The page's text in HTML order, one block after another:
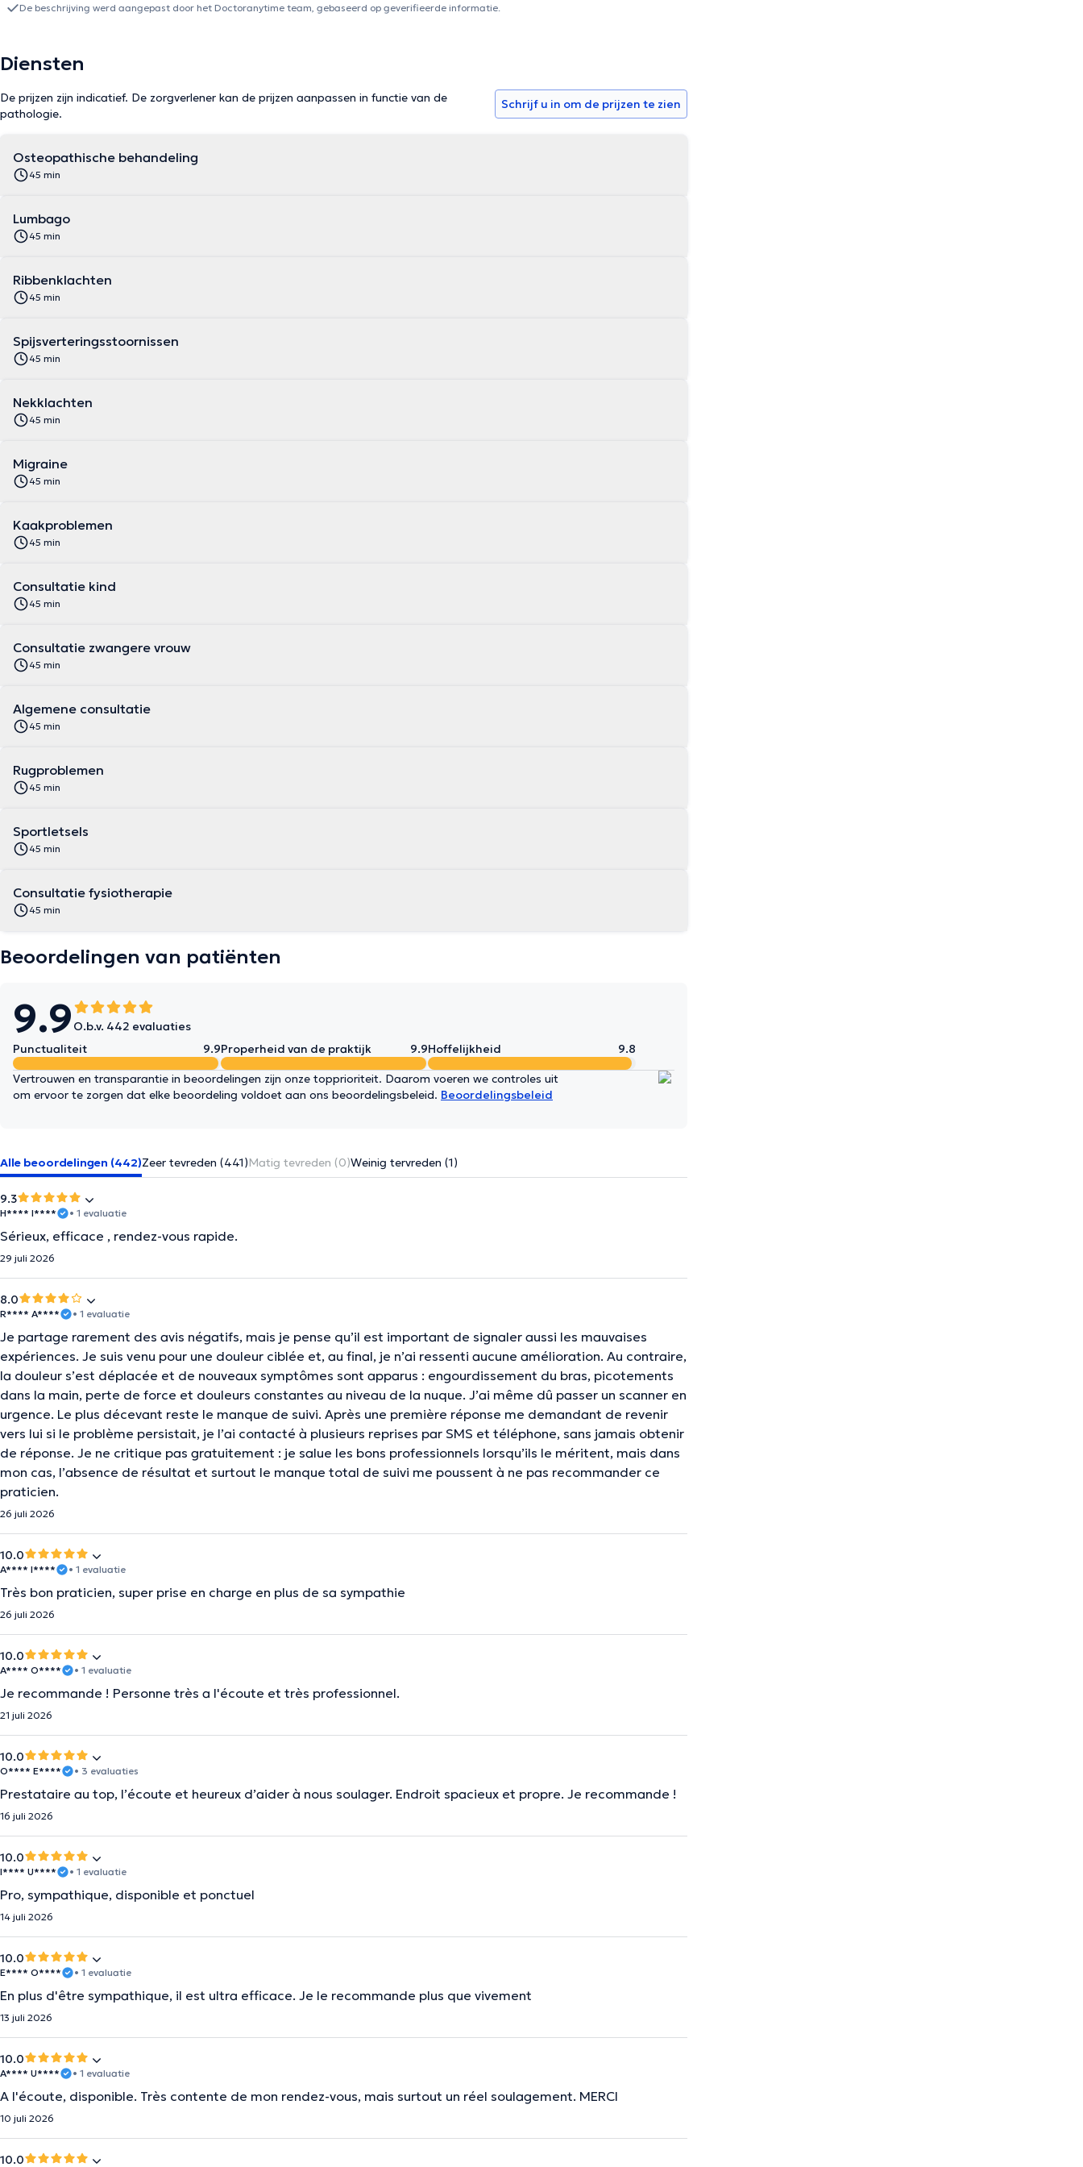
De beschrijving werd aangepast door het Doctoranytime team, gebaseerd op geverifieerde informatie.
Diensten
De prijzen zijn indicatief. De zorgverlener kan de prijzen aanpassen in functie van de
pathologie.
Schrijf u in om de prijzen te zien
Osteopathische behandeling
45 min
Lumbago
45 min
Ribbenklachten
45 min
Spijsverteringsstoornissen
45 min
Nekklachten
45 min
Migraine
45 min
Kaakproblemen
45 min
Consultatie kind
45 min
Consultatie zwangere vrouw
45 min
Algemene consultatie
45 min
Rugproblemen
45 min
Sportletsels
45 min
Consultatie fysiotherapie
45 min
Beoordelingen van patiënten
9.9 O.b.v. 442 evaluaties
Punctualiteit
9.9Properheid van de praktijk 9.9Hoffelijkheid 9.8
Vertrouwen en transparantie in beoordelingen zijn onze topprioriteit. Daarom voeren we controles uit
om ervoor te zorgen dat elke beoordeling voldoet aan ons beoordelingsbeleid. Beoordelingsbeleid
Alle beoordelingen (442)Zeer tevreden (441)Matig tevreden (0)Weinig tervreden (1)
9.3
H**** I**** • 1 evaluatie
Sérieux, efficace , rendez-vous rapide.
29 juli 2026
8.0
R**** A**** • 1 evaluatie
Je partage rarement des avis négatifs, mais je pense qu’il est important de signaler aussi les mauvaises
expériences. Je suis venu pour une douleur ciblée et, au final, je n’ai ressenti aucune amélioration. Au contraire,
la douleur s’est déplacée et de nouveaux symptômes sont apparus : engourdissement du bras, picotements
dans la main, perte de force et douleurs constantes au niveau de la nuque. J’ai même dû passer un scanner en
urgence. Le plus décevant reste le manque de suivi. Après une première réponse me demandant de revenir
vers lui si le problème persistait, je l’ai contacté à plusieurs reprises par SMS et téléphone, sans jamais obtenir
de réponse. Je ne critique pas gratuitement : je salue les bons professionnels lorsqu’ils le méritent, mais dans
mon cas, l’absence de résultat et surtout le manque total de suivi me poussent à ne pas recommander ce
praticien.
26 juli 2026
10.0
A**** I**** • 1 evaluatie
Très bon praticien, super prise en charge en plus de sa sympathie
26 juli 2026
10.0
A**** O**** • 1 evaluatie
Je recommande ! Personne très a l'écoute et très professionnel.
21 juli 2026
10.0
O**** E**** • 3 evaluaties
Prestataire au top, l’écoute et heureux d’aider à nous soulager. Endroit spacieux et propre. Je recommande !
16 juli 2026
10.0
I**** U**** • 1 evaluatie
Pro, sympathique, disponible et ponctuel
14 juli 2026
10.0
E**** O**** • 1 evaluatie
En plus d'être sympathique, il est ultra efficace. Je le recommande plus que vivement
13 juli 2026
10.0
A**** U**** • 1 evaluatie
A l'écoute, disponible. Très contente de mon rendez-vous, mais surtout un réel soulagement. MERCI
10 juli 2026
10.0